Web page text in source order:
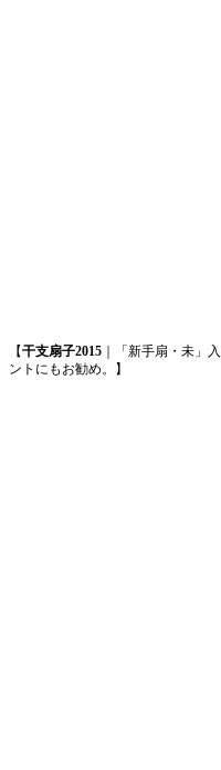
【干支扇子2015 ｜「新手扇・未」
ントにもお勧め。】